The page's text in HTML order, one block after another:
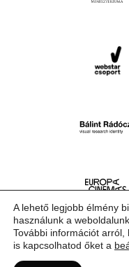
A lehető legjobb élmény
használunk a
További információt
is kapcsolhatod őket a